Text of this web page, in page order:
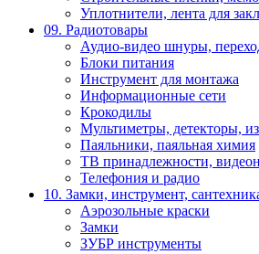
Уплотнители, лента для
09. Радиотовары
Аудио-видео шнуры,
Блоки питания
Инструмент для монтажа
Информационные сети
Крокодилы
Мультиметры, детекторы,
Паяльники, паяльная химия
ТВ принадлежности,
Телефония и радио
10. Замки, инструмент,
Аэрозольные краски
Замки
ЗУБР инструменты